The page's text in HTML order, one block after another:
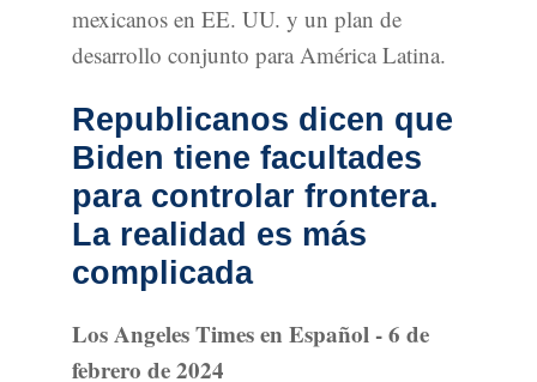
mexicanos en EE. UU. y un plan de
desarrollo conjunto para América Latina.
Republicanos dicen que
Biden tiene facultades
para controlar frontera.
La realidad es más
complicada
Los Angeles Times en Español - 6 de
febrero de 2024